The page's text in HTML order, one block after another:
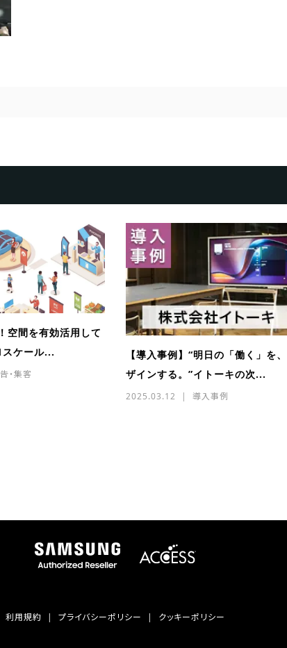
空間を有効活用して
ケール...
・集客
【導入事例】“明日の「働く」を
ザインする。”イトーキの次...
2025.03.12 導入事例
利用規約 プライバシーポリシー クッキーポリシー